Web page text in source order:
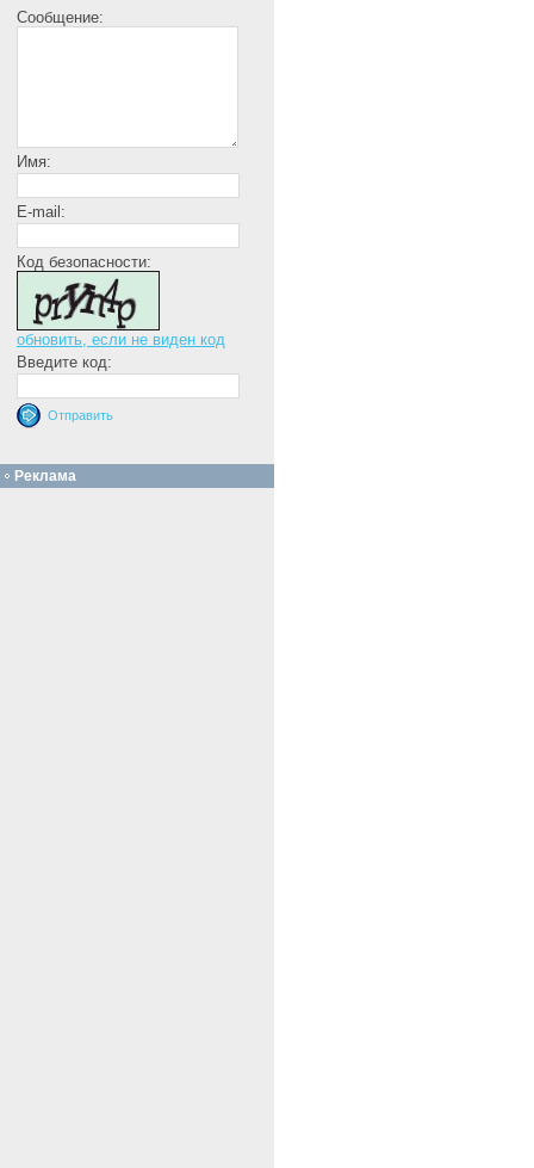
Сообщение:
Имя:
E-mail:
Код безопасности:
обновить, если не виден код
Введите код:
Реклама